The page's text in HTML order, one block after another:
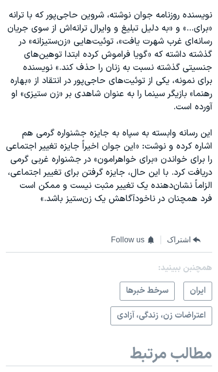
نویسنده روزنامه جوان نوشته، شروین حاجی‌پور که با ترانه
«برای...» و «به دلیل تبلیغ و وایرال ترانه‌اش از سوی جریان
رسانه‌ای غرب شهرت یافت»، توئیت‌هایی «زن‌ستیزانه» در
گذشته داشته که «گویا فراموش کرده ابتدا توهین‌های
جنسیتی گذشته نسبت به زنان را حذف کند.» نویسنده
برای نمونه، یکی از توئیت‌های حاجی‌پور در انتقاد از «بهاره
رهنما» بازیگر سینما را به عنوان شاهدی بر «زن ستیزی» او
آورده است.
این رسانه وابسته به سپاه به جایزه جشنواره گرمی هم
اشاره کرده و نوشت: «این جوان اخیراً جایزه تغییر اجتماعی
را برای خواندن «برای خواهرامون» در جشنواره غربی گرمی
دریافت کرد. با این حال، جایزه گرفتن برای تغییر اجتماعی،
الزاماً نشان‌دهنده یک تغییر مثبت نیست و ممکن است
فرد همچنان در ناخودآگاهش یک زن‌ستیز باشد.»
اشتراک Follow us
همچنبن ببینید:
ايران
سرخط خبرها
اعتراضات زن، زندگی، آزادی
مطالب مرتبط